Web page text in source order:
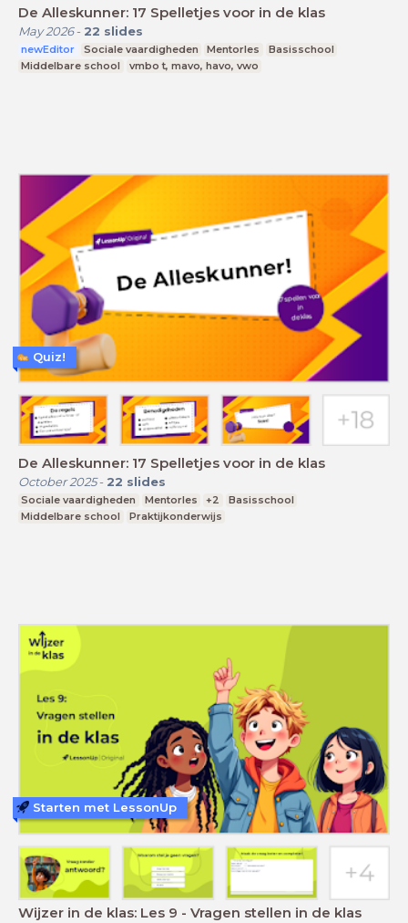
De Alleskunner: 17 Spelletjes voor in de klas
May 2026- 22 slides
newEditor Sociale vaardigheden Mentorles
Basisschool
Middelbare school
vmbo t, mavo, havo, vwo
De Alleskunner: 17 Spelletjes voor in de klas
October 2025- 22 slides
Sociale vaardigheden Mentorles +2
Basisschool
Middelbare school
Praktijkonderwijs
Quiz!
Wijzer in de klas: Les 9 - Vragen stellen in de klas
Starten met LessonUp